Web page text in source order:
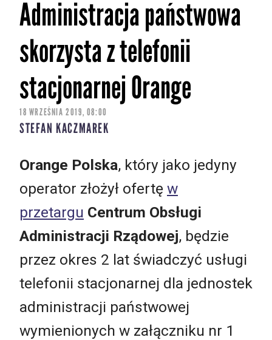
Administracja państwowa
skorzysta z telefonii
stacjonarnej Orange
18 WRZEŚNIA 2019, 08:00
STEFAN KACZMAREK
Orange Polska, który jako jedyny
operator złożył ofertę w
przetargu Centrum Obsługi
Administracji Rządowej, będzie
przez okres 2 lat świadczyć usługi
telefonii stacjonarnej dla jednostek
administracji państwowej
wymienionych w załączniku nr 1